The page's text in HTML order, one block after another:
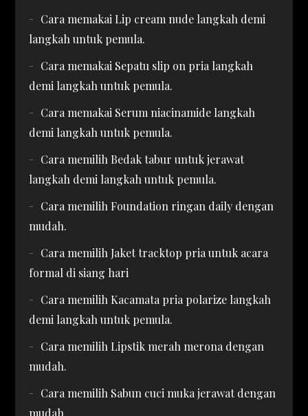
Cara memakai Lip cream nude langkah demi
langkah untuk pemula.
Cara memakai Sepatu slip on pria langkah
demi langkah untuk pemula.
Cara memakai Serum niacinamide langkah
demi langkah untuk pemula.
Cara memilih Bedak tabur untuk jerawat
langkah demi langkah untuk pemula.
Cara memilih Foundation ringan daily dengan
mudah.
Cara memilih Jaket tracktop pria untuk acara
formal di siang hari
Cara memilih Kacamata pria polarize langkah
demi langkah untuk pemula.
Cara memilih Lipstik merah merona dengan
mudah.
Cara memilih Sabun cuci muka jerawat dengan
mudah.